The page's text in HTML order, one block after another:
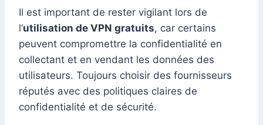
Il est important de rester vigilant lors de
l’utilisation de VPN gratuits, car certains
peuvent compromettre la confidentialité en
collectant et en vendant les données des
utilisateurs. Toujours choisir des fournisseurs
réputés avec des politiques claires de
confidentialité et de sécurité.